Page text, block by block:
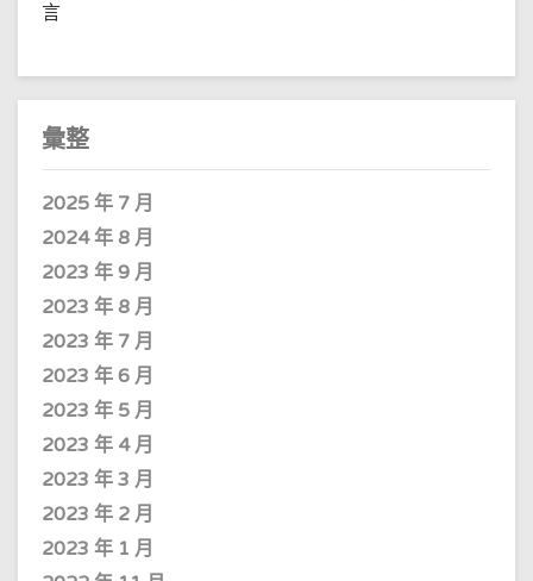
言
彙整
2025 年 7 月
2024 年 8 月
2023 年 9 月
2023 年 8 月
2023 年 7 月
2023 年 6 月
2023 年 5 月
2023 年 4 月
2023 年 3 月
2023 年 2 月
2023 年 1 月